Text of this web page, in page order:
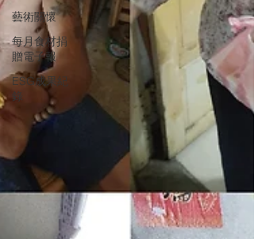
藝術關懷
每月食材捐
贈電子報
ESG成果紀
錄